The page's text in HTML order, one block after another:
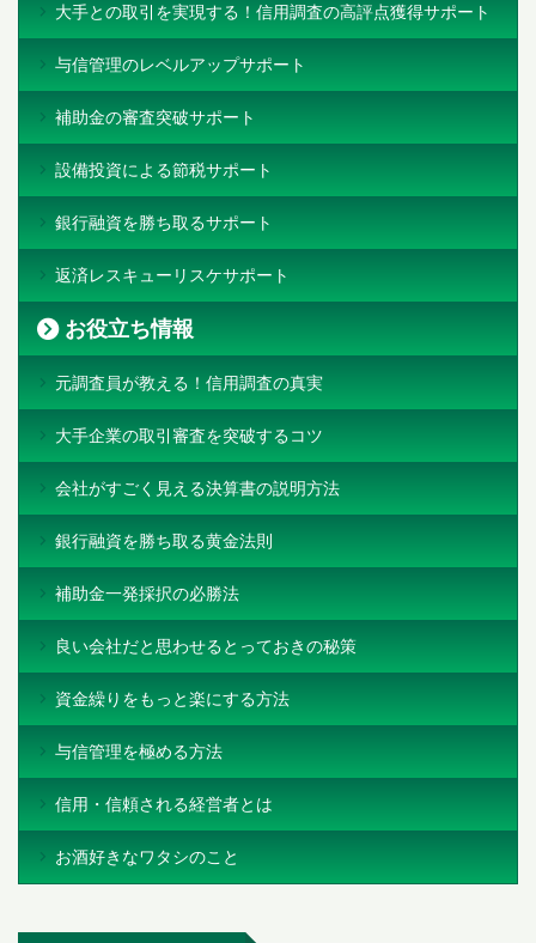
大手との取引を実現する！信用調査の高評点獲得サポート
与信管理のレベルアップサポート
補助金の審査突破サポート
設備投資による節税サポート
銀行融資を勝ち取るサポート
返済レスキューリスケサポート
お役立ち情報
元調査員が教える！信用調査の真実
大手企業の取引審査を突破するコツ
会社がすごく見える決算書の説明方法
銀行融資を勝ち取る黄金法則
補助金一発採択の必勝法
良い会社だと思わせるとっておきの秘策
資金繰りをもっと楽にする方法
与信管理を極める方法
信用・信頼される経営者とは
お酒好きなワタシのこと